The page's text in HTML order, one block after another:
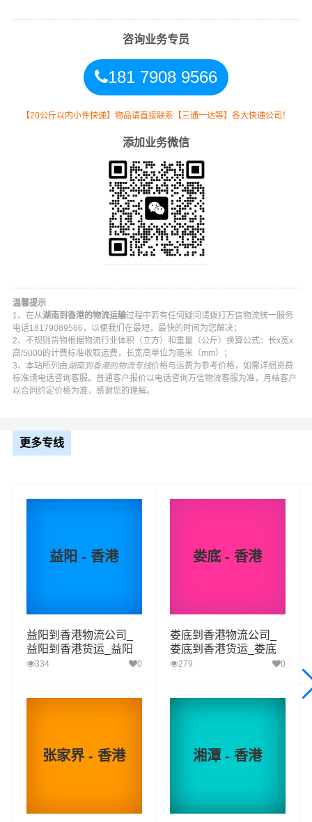
万信湖南到香港物流公司平台优势
万信在长沙,株洲,湘潭,衡阳,邵阳,岳阳,常德,张家界,益阳,郴
州,永州,怀化,娄底,湘西等地具有优势的物流网络资源，依
大仙区,观塘区,荃湾区,屯门区,元朗区,北区,大埔区,西贡区,
沙田区,葵青区,离岛区为转运中心，业务覆盖公路汽车快
运，铁路特快运输，航空货运代理，仓储物流配送，产品
物流，项目物流，并提供上门取货，送货到门，货物打
包，门到门运输等物流相关增值服务，同时在行业内率先
开通湖南至香港的物流专线运输业务，简化了货物操作流
程，减少了货物在途时间，提高了货物流通效率。公司秉
业提供到更优质的湖南到香港物流专线运输服务。
湖南-香港 起步价格 重量报价 体积报价
优质
电仪
电仪
电仪
电仪
取货
区域
香港
怎么计算专线运输费用？
专线运输费用的计算方式为：单价货物乘以重量或者体
咨询业务专员
181 7908 9566
【20公斤以内小件快递】物品请直接联系【三通一达等】各大快递公司！
添加业务微信
温馨提示
1、在从湖南到香港的物流运输过程中若有任何疑问请拨打万信物流统一服务
电话18179089566，以便我们在最短，最快的时间为您解决；
2、不规则货物根据物流行业体积（立方）和重量（公斤）换算公式：长x宽x
高/5000的计费标准收取运费，长宽高单位为毫米（mm）；
3、本站所列由 湖南到香港的物流专线价格与运费为参考价格，如需详细资费
标准请电话咨询客服。普通客户报价以电话咨询万信物流客服为准，月结客户
以合同约定价格为准，感谢您的理解。
更多专线
益阳 - 香港
益阳到香港物流公司_
益阳到香港货运_益阳
至香港物流专线
334 0
娄底 - 香港
娄底到香港物流公司_
娄底到香港货运_娄底
至香港物流专线
279 0
张家界 - 香港 湘潭 - 香港